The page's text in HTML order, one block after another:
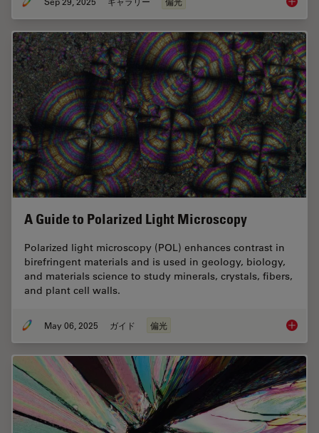
A Guide to Polarized Light Microscopy
Polarized light microscopy (POL) enhances contrast in
birefringent materials and is used in geology, biology,
and materials science to study minerals, crystals, fibers,
and plant cell walls.
May 06, 2025 ガイド 偏光 A